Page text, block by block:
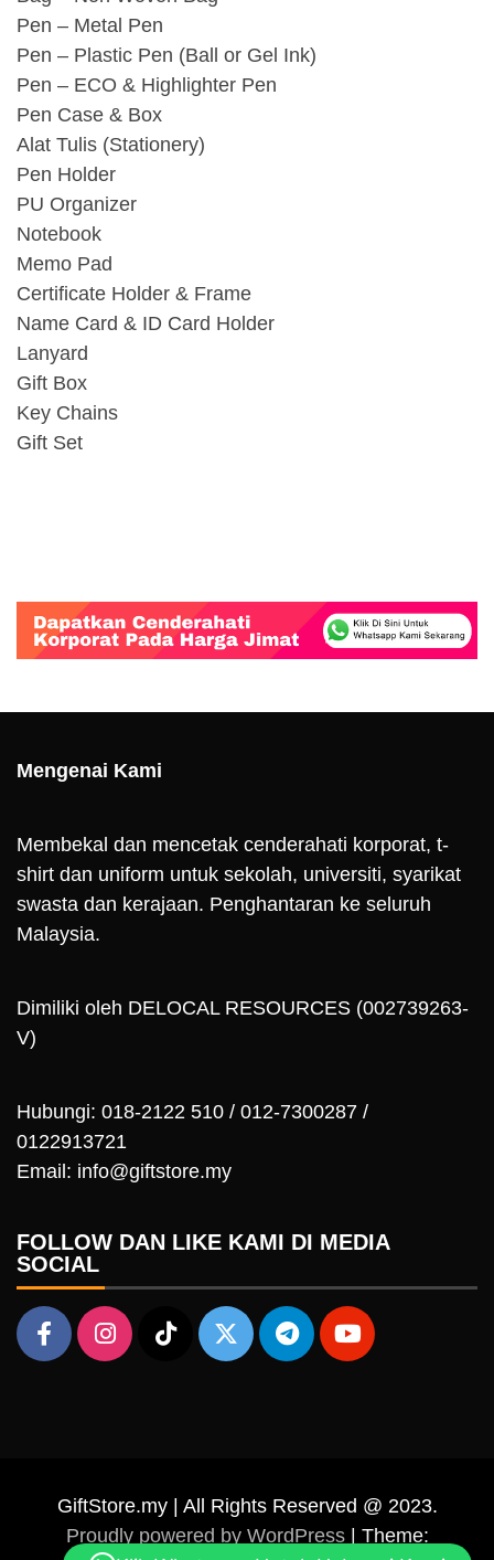
Pen – Metal Pen
Pen – Plastic Pen (Ball or Gel Ink)
Pen – ECO & Highlighter Pen
Pen Case & Box
Alat Tulis (Stationery)
Pen Holder
PU Organizer
Notebook
Memo Pad
Certificate Holder & Frame
Name Card & ID Card Holder
Lanyard
Gift Box
Key Chains
Gift Set
Mengenai Kami
Membekal dan mencetak cenderahati korporat, t-
shirt dan uniform untuk sekolah, universiti, syarikat
swasta dan kerajaan. Penghantaran ke seluruh
Malaysia.
Dimiliki oleh DELOCAL RESOURCES (002739263-
V)
Hubungi: 018-2122 510 / 012-7300287 /
0122913721
Email: info@giftstore.my
FOLLOW DAN LIKE KAMI DI MEDIA
SOCIAL
GiftStore.my | All Rights Reserved @ 2023.
Proudly powered by WordPress
Theme: